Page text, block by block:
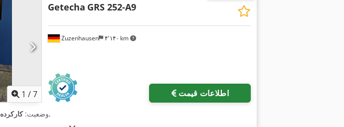
1 /7
Zuzenhausen ۴٬۱۴۰ km
Getecha GRS 252-A9
اطلاعات قیمت
وضعیت:کارکرده ,